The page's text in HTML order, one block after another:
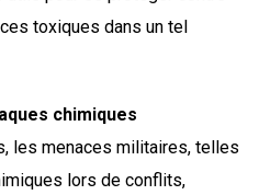
toxiques dans un tel
chimiques
les menaces militaires, telles
lors de conflits,